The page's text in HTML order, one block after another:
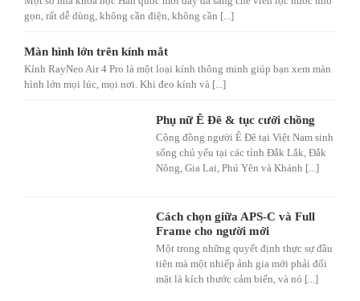
gọn, rất dễ dùng, không cần điện, không cần [...]
Màn hình lớn trên kính mắt
Kính RayNeo Air 4 Pro là một loại kính thông minh giúp bạn xem màn
hình lớn mọi lúc, mọi nơi. Khi đeo kính và [...]
Phụ nữ Ê Đê & tục cưới chồng
Cộng đồng người Ê Đê tại Việt Nam sinh
sống chủ yếu tại các tỉnh Đắk Lắk, Đắk
Nông, Gia Lai, Phú Yên và Khánh [...]
Cách chọn giữa APS-C và Full
Frame cho người mới
Một trong những quyết định thực sự đầu
tiên mà một nhiếp ảnh gia mới phải đối
mặt là kích thước cảm biến, và nó [...]